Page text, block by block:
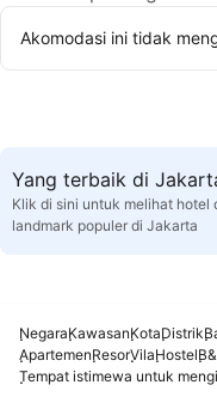
Akomodasi ini tidak
Yang terbaik di
Klik di sini untuk melihat hotel
landmark populer di Jakarta
NegaraKawasanKotaDistrik
ApartemenResorVilaHostel
Tempat istimewa untuk